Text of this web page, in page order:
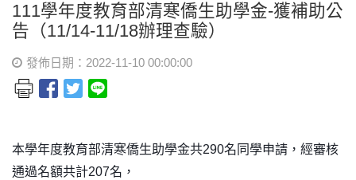
111學年度教育部清寒僑生助學金-獲補助公
告（11/14-11/18辦理查驗）
發佈日期：2022-11-10 00:00:00
本學年度教育部清寒僑生助學金共290名同學申請，經審核
通過名額共計207名，